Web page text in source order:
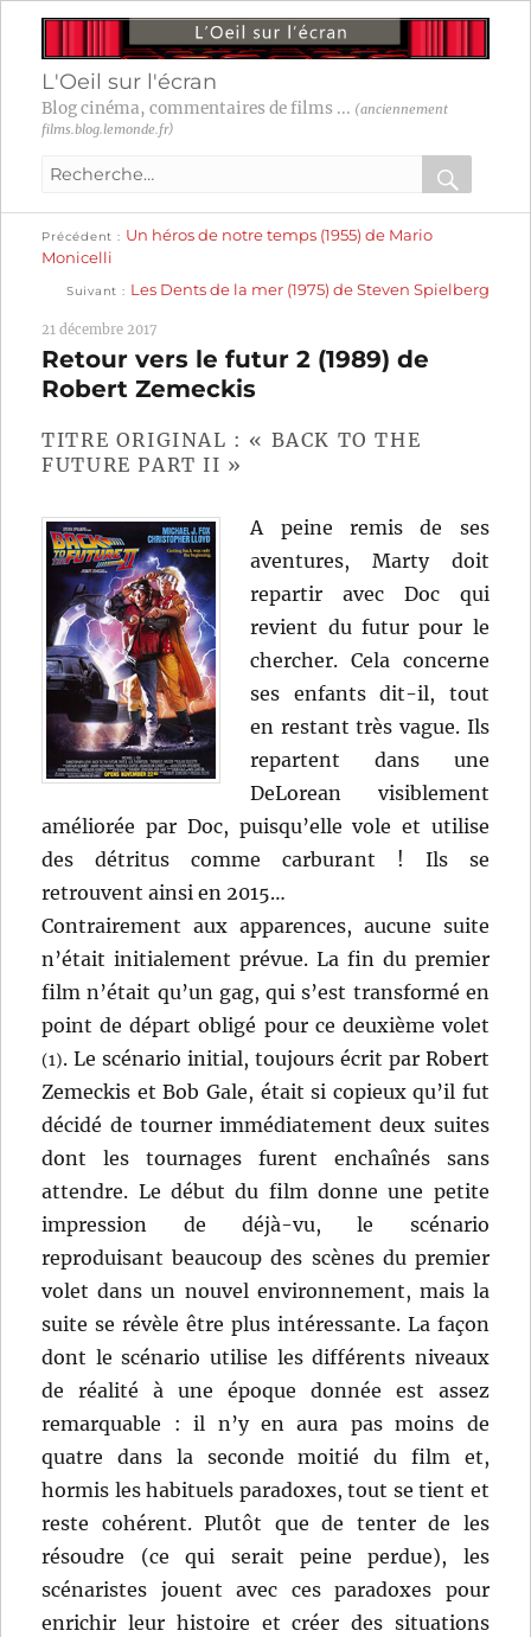
L'Oeil sur l'écran
Blog cinéma, commentaires de films ... (anciennement
films.blog.lemonde.fr)
Recherche
:
OK
Navigation
de
l’article
Précédent
précédente :
Un héros de notre temps (1955) de Mario
Monicelli
Suivant
suivante :
Les Dents de la mer (1975) de Steven Spielberg
21 décembre 2017
Retour vers le futur 2 (1989) de
Robert Zemeckis
TITRE ORIGINAL : « BACK TO THE
FUTURE PART II »
A peine remis de ses
aventures, Marty doit
repartir avec Doc qui
revient du futur pour le
chercher. Cela concerne
ses enfants dit-il, tout
en restant très vague. Ils
repartent dans une
DeLorean visiblement
améliorée par Doc, puisqu’elle vole et utilise
des détritus comme carburant ! Ils se
retrouvent ainsi en 2015…
Contrairement aux apparences, aucune suite
n’était initialement prévue. La fin du premier
film n’était qu’un gag, qui s’est transformé en
point de départ obligé pour ce deuxième volet
(1). Le scénario initial, toujours écrit par Robert
Zemeckis et Bob Gale, était si copieux qu’il fut
décidé de tourner immédiatement deux suites
dont les tournages furent enchaînés sans
attendre. Le début du film donne une petite
impression de déjà-vu, le scénario
reproduisant beaucoup des scènes du premier
volet dans un nouvel environnement, mais la
suite se révèle être plus intéressante. La façon
dont le scénario utilise les différents niveaux
de réalité à une époque donnée est assez
remarquable : il n’y en aura pas moins de
quatre dans la seconde moitié du film et,
hormis les habituels paradoxes, tout se tient et
reste cohérent. Plutôt que de tenter de les
résoudre (ce qui serait peine perdue), les
scénaristes jouent avec ces paradoxes pour
enrichir leur histoire et créer des situations